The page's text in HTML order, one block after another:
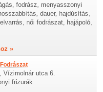
fodrász, menyasszonyi
dauer, hajdúsítás,
női fodrászat, hajápoló,
»
Vízimolnár utca 6.
frizurák